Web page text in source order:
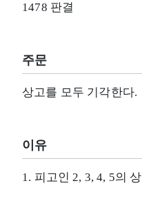
1478 판결
주문
상고를 모두 기각한다.
이유
1. 피고인 2, 3, 4, 5의